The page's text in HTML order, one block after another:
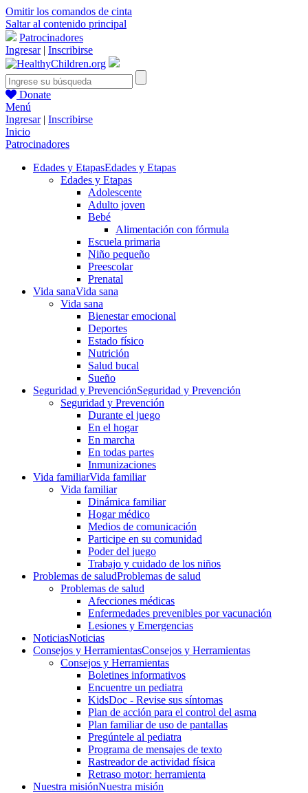
Omitir los comandos de cinta
Saltar al contenido principal
Patrocinadores
Ingresar| Inscribirse
Donate
Menú
Ingresar| Inscribirse
Inicio
Patrocinadores
Edades y EtapasEdades y Etapas
Edades y Etapas
Adolescente
Adulto joven
Bebé
Alimentación con fórmula
Escuela primaria
Niño pequeño
Preescolar
Prenatal
Vida sanaVida sana
Vida sana
Bienestar emocional
Deportes
Estado físico
Nutrición
Salud bucal
Sueño
Seguridad y PrevenciónSeguridad y Prevención
Seguridad y Prevención
Durante el juego
En el hogar
En marcha
En todas partes
Inmunizaciones
Vida familiarVida familiar
Vida familiar
Dinámica familiar
Hogar médico
Medios de comunicación
Participe en su comunidad
Poder del juego
Trabajo y cuidado de los niños
Problemas de saludProblemas de salud
Problemas de salud
Afecciones médicas
Enfermedades prevenibles por vacunación
Lesiones y Emergencias
NoticiasNoticias
Consejos y HerramientasConsejos y Herramientas
Consejos y Herramientas
Boletines informativos
Encuentre un pediatra
KidsDoc - Revise sus síntomas
Plan de acción para el control del asma
Plan familiar de uso de pantallas
Pregúntele al pediatra
Programa de mensajes de texto
Rastre​​ador de activida​d física
Retraso motor: herramienta
Nuestra misiónNuestra misión